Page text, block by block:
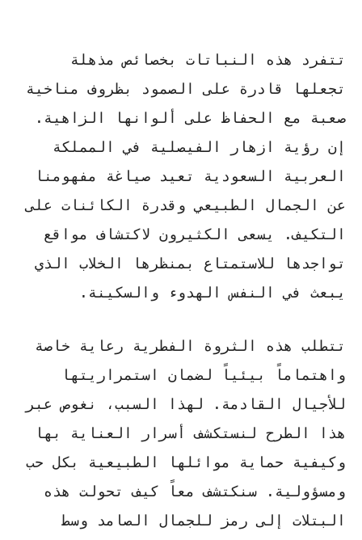
تتفرد هذه النباتات بخصائص مذهلة
تجعلها قادرة على الصمود بظروف مناخية
صعبة مع الحفاظ على ألوانها الزاهية.
إن رؤية
ازهار الفيصلية في المملكة
العربية السعودية تعيد صياغة مفهومنا
عن الجمال الطبيعي وقدرة الكائنات على
التكيف. يسعى الكثيرون لاكتشاف مواقع
تواجدها
للاستمتاع بمنظرها الخلاب الذي
يبعث
فيالنفس الهدوء والسكينة.
تتطلب هذه الثروة الفطرية رعاية خاصة
واهتماماً بيئياً لضمان استمراريتها
للأجيال القادمة. لهذا السبب، نغوص عبر
هذا الطرح لنستكشف أسرار العناية بها
وكيفية حماية موائلها الطبيعية بكل حب
ومسؤولية. سنكتشف معاً كيف تحولت هذه
البتلات إلى رمز للجمال الصامد وسط